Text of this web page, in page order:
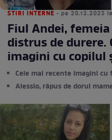
STIRI INTERNE • pe 20.12.2025
Fiul Andei,
distrus de durere.
imagini cu copilul
Cele mai recente imagini
Alessio, răpus de dorul